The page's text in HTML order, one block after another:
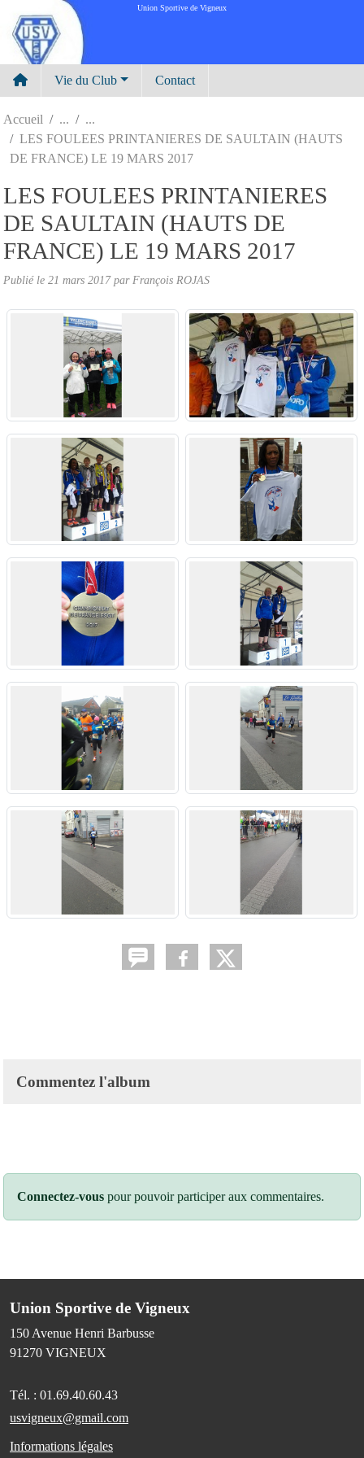
Union Sportive de Vigneux
Vie du Club Contact
Accueil
LES FOULEES PRINTANIERES DE SAULTAIN (HAUTS
DE FRANCE) LE 19 MARS 2017
LES FOULEES PRINTANIERES
DE SAULTAIN (HAUTS DE
FRANCE) LE 19 MARS 2017
Publié le 21 mars 2017par François ROJAS
Commentez l'album
Connectez-vous pour pouvoir participer aux commentaires.
Union Sportive de Vigneux
150 Avenue Henri Barbusse
91270 VIGNEUX
Tél. : 01.69.40.60.43
usvigneux@gmail.com
Informations légales
Panneau de gestion des cookies